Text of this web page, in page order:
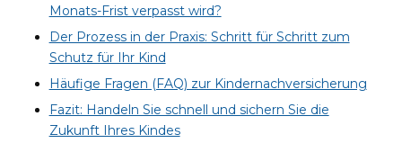
Monats-Frist verpasst wird?
Der Prozess in der Praxis: Schritt für Schritt zum
Schutz für Ihr Kind
Häufige Fragen (FAQ) zur Kindernachversicherung
Fazit: Handeln Sie schnell und sichern Sie die
Zukunft Ihres Kindes